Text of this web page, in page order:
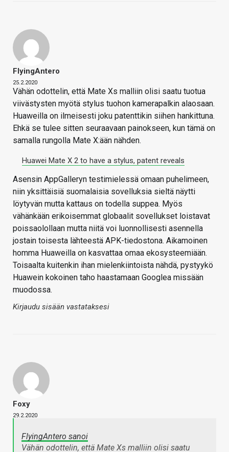
FlyingAntero
25.2.2020
Vähän odottelin, että Mate Xs malliin olisi saatu tuotua
viivästysten myötä stylus tuohon kamerapalkin alaosaan.
Huaweilla on ilmeisesti joku patenttikin siihen hankittuna.
Ehkä se tulee sitten seuraavaan painokseen, kun tämä on
samalla rungolla Mate X:ään nähden.
Huawei Mate X 2 to have a stylus, patent reveals
Asensin AppGalleryn testimielessä omaan puhelimeen,
niin yksittäisiä suomalaisia sovelluksia sieltä näytti
löytyvän mutta kattaus on todella suppea. Myös
vähänkään erikoisemmat globaalit sovellukset loistavat
poissaolollaan mutta niitä voi luonnollisesti asennella
jostain toisesta lähteestä APK-tiedostona. Aikamoinen
homma Huaweilla on kasvattaa omaa ekosysteemiään.
Toisaalta kuitenkin ihan mielenkiintoista nähdä, pystyykö
Huawein kokoinen taho haastamaan Googlea missään
muodossa.
Kirjaudu sisään vastataksesi
Foxy
29.2.2020
FlyingAntero sanoi
Vähän odottelin, että Mate Xs malliin olisi saatu